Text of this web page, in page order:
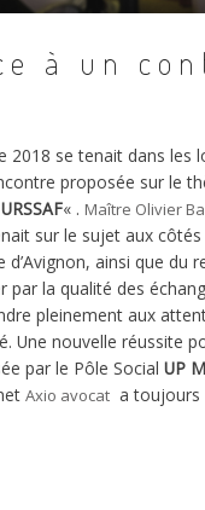
à un
2018 se tenait dans les
proposée sur le
« . Maître Olivier
sur le sujet aux côtés
d’Avignon, ainsi que du
par la qualité des
pleinement aux
Une nouvelle réussite
par le Pôle SocialUP
Axio avocat a toujours